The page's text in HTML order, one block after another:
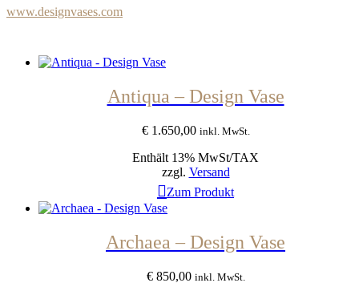
www.designvases.com
Antiqua – Design Vase
€1.650,00 inkl. MwSt.
Enthält 13% MwSt/TAX
zzgl. Versand
Zum Produkt
Archaea – Design Vase
€850,00 inkl. MwSt.